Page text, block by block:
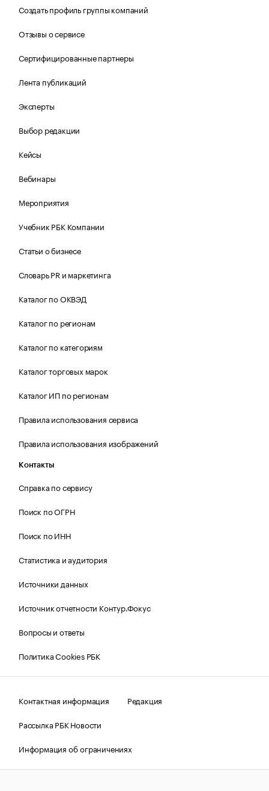
Создать профиль группы компаний
Отзывы о сервисе
Сертифицированные партнеры
Лента публикаций
Эксперты
Выбор редакции
Кейсы
Вебинары
Мероприятия
Учебник РБК Компании
Статьи о бизнесе
Словарь PR и маркетинга
Каталог по ОКВЭД
Каталог по регионам
Каталог по категориям
Каталог торговых марок
Каталог ИП по регионам
Правила использования сервиса
Правила использования изображений
Контакты
Справка по сервису
Поиск по ОГРН
Поиск по ИНН
Статистика и аудитория
Источники данных
Источник отчетности Контур.Фокус
Вопросы и ответы
Политика Cookies РБК
Контактная информация
Редакция
Рассылка РБК Новости
Информация об ограничениях
Правовая информация
О соблюдении авторских прав